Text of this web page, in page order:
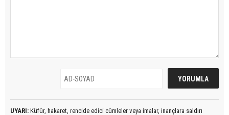
UYARI: Küfür, hakaret, rencide edici cümleler veya imalar, inançlara saldırı